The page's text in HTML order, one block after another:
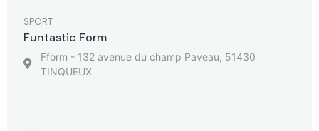
SPORT
Funtastic Form
Fform - 132 avenue du champ Paveau, 51430
TINQUEUX